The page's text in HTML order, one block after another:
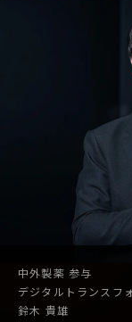
中外製薬 参与
デジタル トランスフ
鈴木 貴雄